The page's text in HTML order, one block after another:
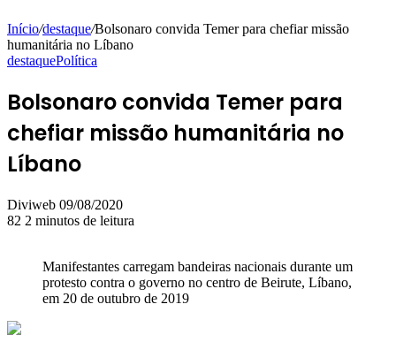
Início/destaque/Bolsonaro convida Temer para chefiar missão
humanitária no Líbano
destaquePolítica
Bolsonaro convida Temer para
chefiar missão humanitária no
Líbano
Diviweb Mande
um
09/08/2020
82 2 minutos de leitura
Manifestantes carregam bandeiras nacionais durante um
protesto contra o governo no centro de Beirute, Líbano,
em 20 de outubro de 2019